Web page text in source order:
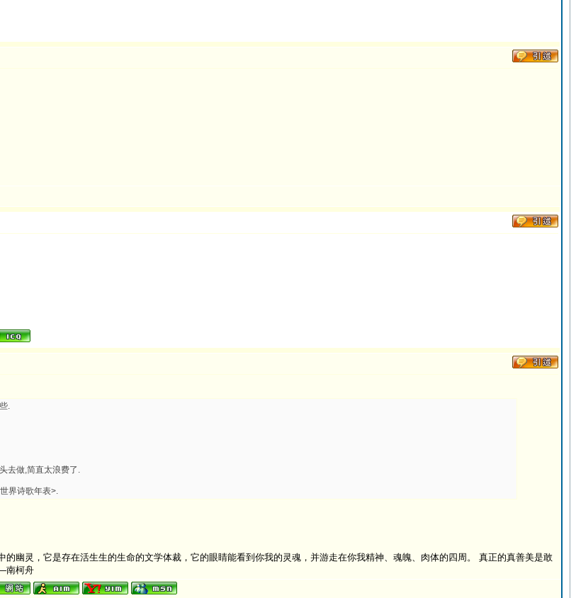
.
去做,简直太浪费了.
界诗歌年表>.
幽灵，它是存在活生生的生命的文学体裁，它的眼睛能看到你我的灵魂，并游走在你我精神、魂魄、肉体的四周。 真正的真善美是敢
南柯舟